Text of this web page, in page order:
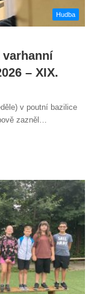
Hudba
– XIX.
v poutní bazilice
zazněl…